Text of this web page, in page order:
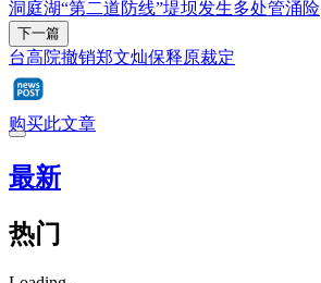
洞庭湖“第二道防线”堤坝发生多处管涌险
下一篇
台高院撤销郑文灿保释原裁定
购买此文章
最新
热门